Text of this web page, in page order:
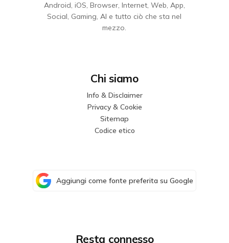
Android, iOS, Browser, Internet, Web, App,
Social, Gaming, AI e tutto ciò che sta nel
mezzo.
Chi siamo
Info & Disclaimer
Privacy & Cookie
Sitemap
Codice etico
Aggiungi come fonte preferita su Google
Resta connesso